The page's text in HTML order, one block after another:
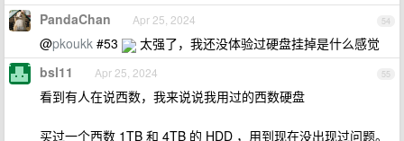
54
PandaChan Apr 25, 2024
@pkoukk #53 太强了，我还没体验过硬盘挂掉是什么感觉
55
bsl11 Apr 25, 2024
看到有人在说西数，我来说说我用过的西数硬盘
买过一个西数 1TB 和 4TB 的 HDD ，用到现在没出现过问题。